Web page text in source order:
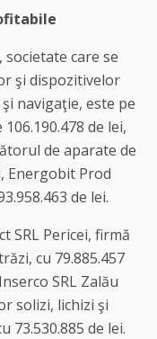
care se
şi dispozitivelor
navigaţie, este pe
de lei,
de aparate de
Energobit Prod
de lei.
SRL Pericei, firmă
cu 79.885.457
SRL Zalău
solizi, lichizi şi
73.530.885 de lei.